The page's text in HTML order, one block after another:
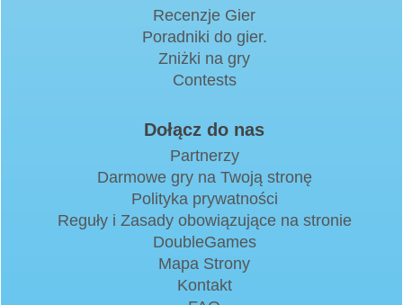
Recenzje Gier
Poradniki do gier.
Zniżki na gry
Contests
Dołącz do nas
Partnerzy
Darmowe gry na Twoją stronę
Polityka prywatności
Reguły i Zasady obowiązujące na stronie
DoubleGames
Mapa Strony
Kontakt